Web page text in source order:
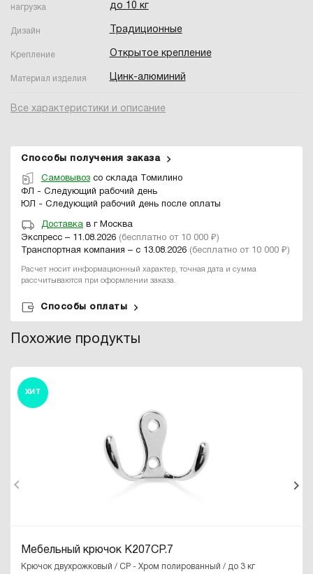
нагрузка
до 10 кг
Дизайн Традиционные
Крепление Открытое крепление
Материал изделия Цинк-алюминий
Все характеристики и описание
Способы получения заказа
Самовывоз со склада Томилино
ФЛ - Следующий рабочий день
ЮЛ - Следующий рабочий день после оплаты
Доставка в г Москва
Экспресс – 11.08.2026 (бесплатно от 10 000 ₽)
Транспортная компания – с 13.08.2026 (бесплатно от 10 000 ₽)
Расчет носит информационный характер, точная дата и сумма
рассчитываются при оформлении заказа.
Способы оплаты
Похожие продукты
ХИТ
Мебельный крючок K207CP.7
Крючок двухрожковый / CP - Хром полированный / до 3 кг